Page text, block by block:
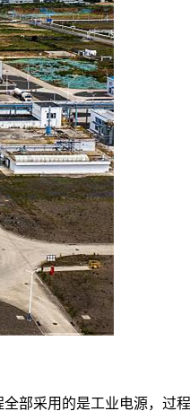
部采用的是工业电源，过